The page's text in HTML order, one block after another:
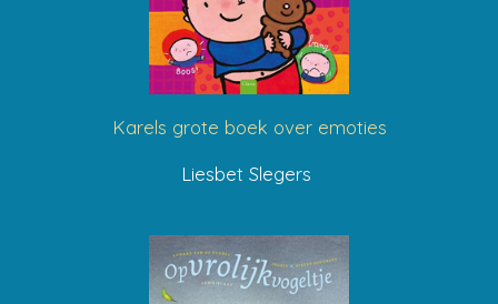
Karels grote boek over emoties
Liesbet Slegers